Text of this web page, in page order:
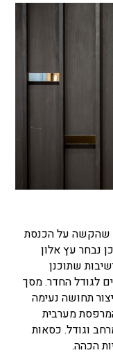
שהקשה על הכנסת
נבחר עץ אלון
שתוכנן
לגודל החדר. מסך
תחושה נעימה
מערבית
וגודל. כסאות
הכהה.